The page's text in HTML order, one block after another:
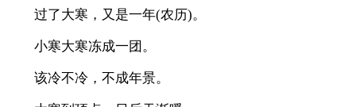
过了大寒，又是一年(农历)。
小寒大寒冻成一团。
该冷不冷，不成年景。